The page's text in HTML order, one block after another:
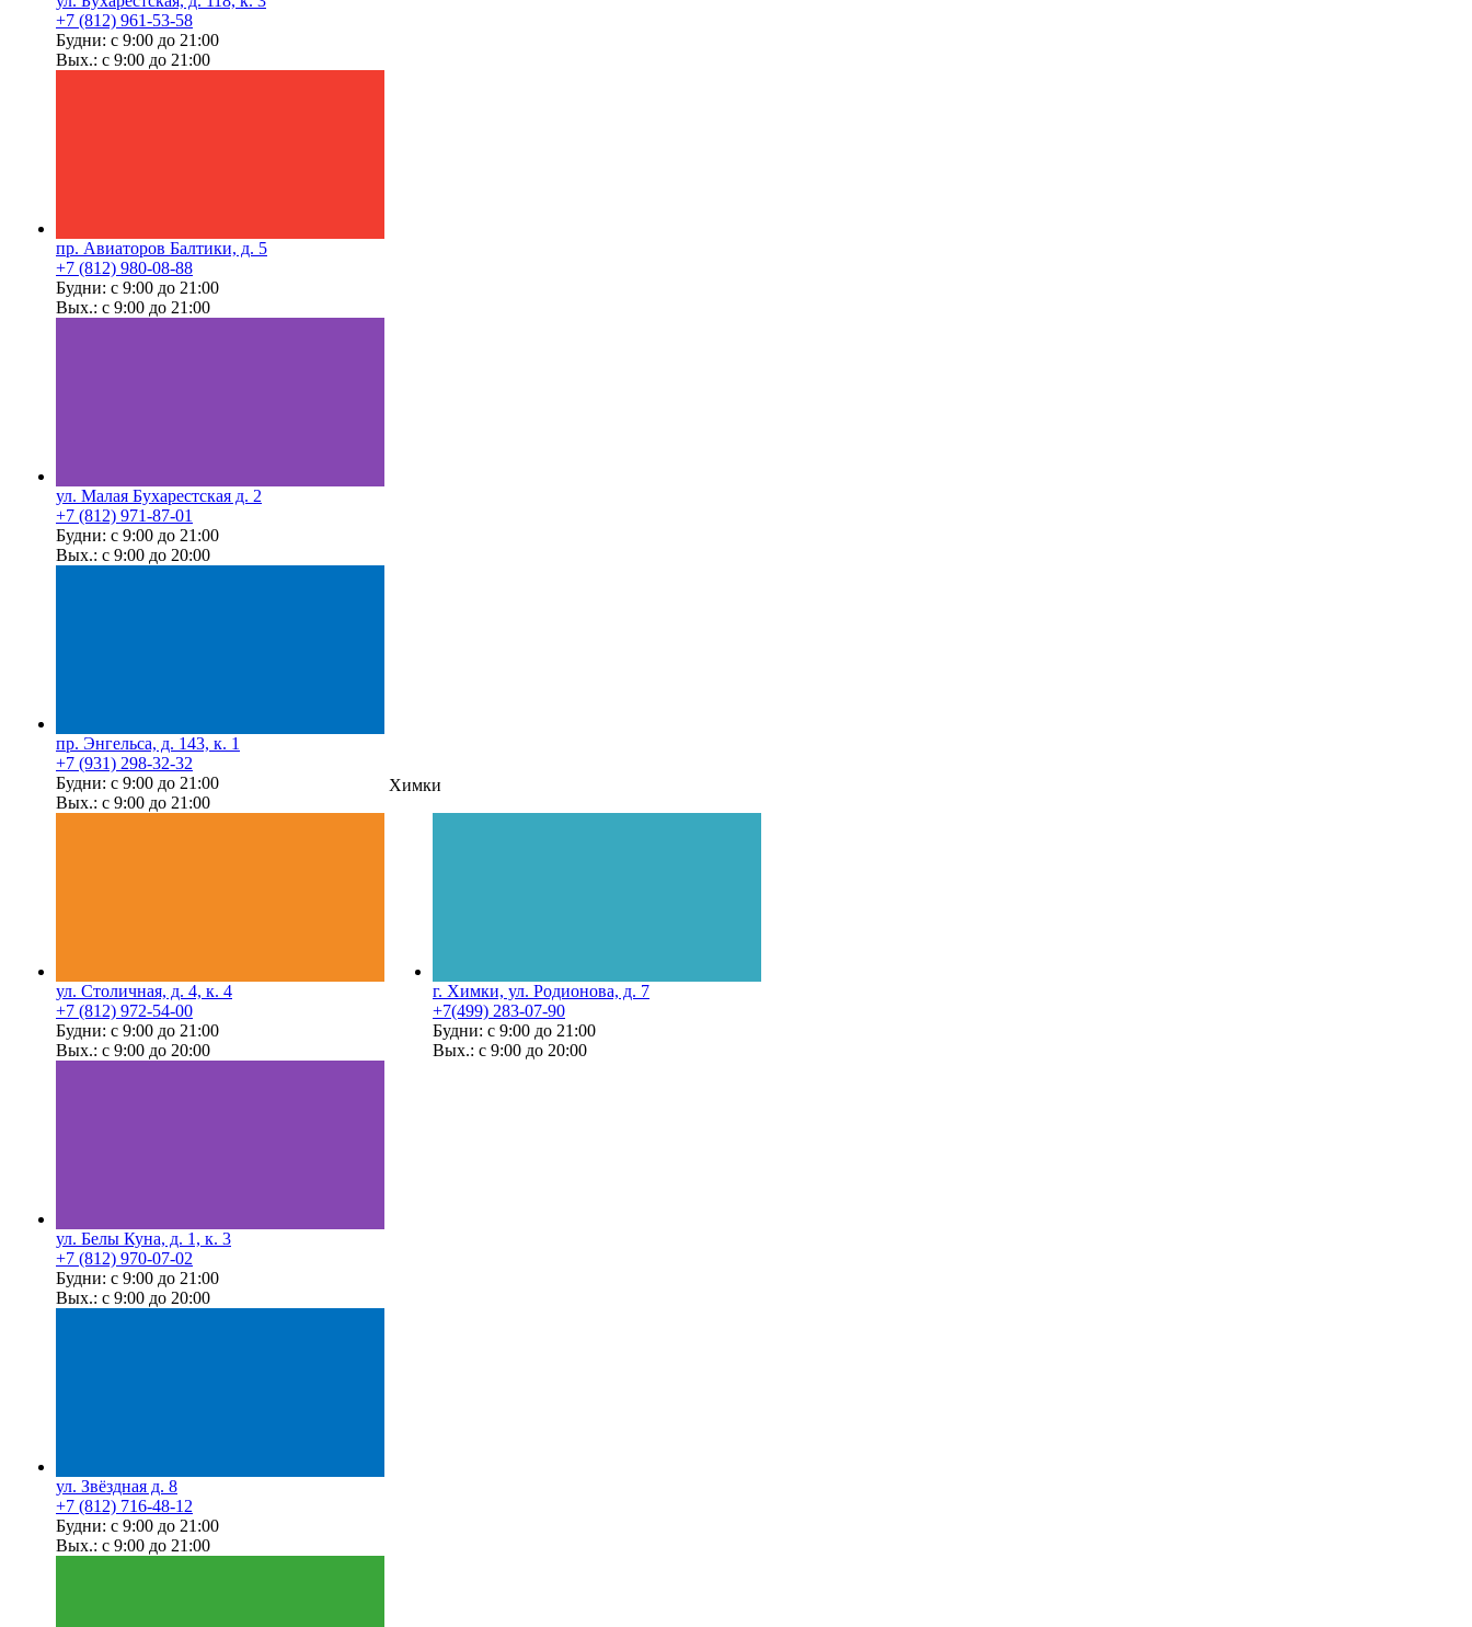
+7 (812) 961-53-58
Будни: с 9:00 до 21:00
Вых.: с 9:00 до 21:00
пр. Авиаторов Балтики, д. 5
+7 (812) 980-08-88
Будни: с 9:00 до 21:00
Вых.: с 9:00 до 21:00
ул. Малая Бухарестская д. 2
+7 (812) 971-87-01
Будни: с 9:00 до 21:00
Вых.: с 9:00 до 20:00
пр. Энгельса, д. 143, к. 1
+7 (931) 298-32-32
Будни: с 9:00 до 21:00
Вых.: с 9:00 до 21:00
ул. Столичная, д. 4, к. 4
+7 (812) 972-54-00
Будни: с 9:00 до 21:00
Вых.: с 9:00 до 20:00
ул. Белы Куна, д. 1, к. 3
+7 (812) 970-07-02
Будни: с 9:00 до 21:00
Вых.: с 9:00 до 20:00
ул. Звёздная д. 8
+7 (812) 716-48-12
Будни: с 9:00 до 21:00
Вых.: с 9:00 до 21:00
Химки
г. Химки, ул. Родионова, д. 7
+7(499) 283-07-90
Будни: с 9:00 до 21:00
Вых.: с 9:00 до 20:00